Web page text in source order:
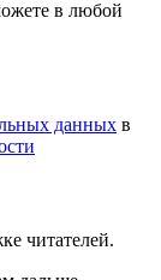
в любой
данных в
читателей.